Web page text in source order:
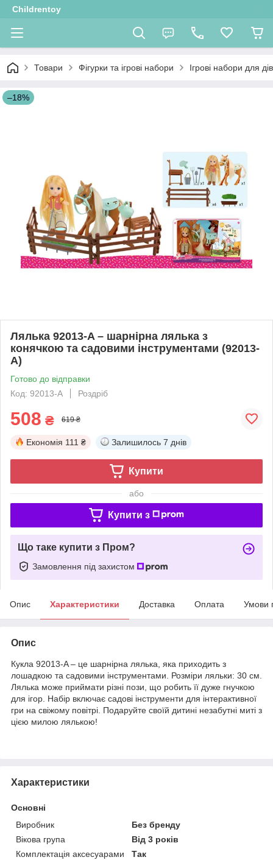
Childrentoy
Товари Фігурки та ігрові набори Ігрові набори для
–18%
Лялька 92013-A – шарнірна лялька з
конячкою та садовими інструментами (92013-
A)
Готово до відправки
Код: 92013-A
Роздріб
508 ₴ 619 ₴
Економія 111 ₴ Залишилось 7 днів
Купити
або
Купити з
Що таке купити з Пром?
Замовлення під захистом
Опис Характеристики Доставка Оплата Умови
Опис
Кукла 92013-A – це шарнірна лялька, яка приходить з
лошадкою та садовими інструментами. Розміри ляльки: 30 см.
Лялька може приймати різні пози, що робить її дуже гнучкою
для ігор. Набір включає садові інструменти для інтерактивної
гри на свіжому повітрі. Подаруйте своїй дитині незабутні миті з
цією милою лялькою!
Характеристики
Основні
Виробник
Без бренду
Вікова група
Від 3 років
Комплектація аксесуарами
Так